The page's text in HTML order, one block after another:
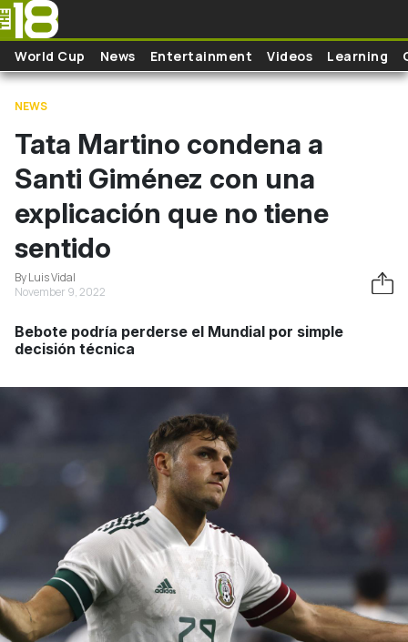
Skip to main content
World Cup News Entertainment Videos Learning
NEWS
Tata Martino condena a
Santi Giménez con una
explicación que no tiene
sentido
By Luis Vidal
November 9, 2022
Bebote podría perderse el Mundial por simple
decisión técnica